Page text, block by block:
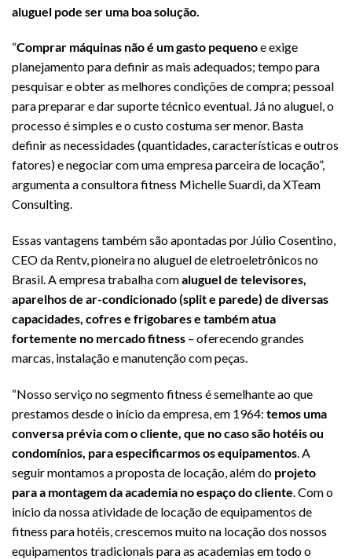
aluguel pode ser uma boa solução.
“Comprar máquinas não é um gasto pequenoe exige
planejamento para definir as mais adequados; tempo para
pesquisar e obter as melhores condições de compra; pessoal
para preparar e dar suporte técnico eventual. Já no aluguel, o
processo é simples e o custo costuma ser menor. Basta
definir as necessidades (quantidades, características e outros
fatores) e negociar com uma empresa parceira de locação”,
argumenta a consultora fitness Michelle Suardi, da XTeam
Consulting.
Essas vantagens também são apontadas por Júlio Cosentino,
CEO da Rentv, pioneira no aluguel de eletroeletrônicos no
Brasil. A empresa trabalha comaluguel de televisores,
aparelhos de ar-condicionado (split e parede) de diversas
capacidades, cofres e frigobares e também atua
fortemente no mercado fitness – oferecendo grandes
marcas, instalação e manutenção com peças.
“Nosso serviço no segmento fitness é semelhante ao que
prestamos desde o início da empresa, em 1964: temos uma
conversa prévia com o cliente, que no caso são hotéis ou
condomínios, para especificarmos os equipamentos. A
seguir montamos a proposta de locação, além do projeto
para a montagem da academia no espaço do cliente. Com o
início da nossa atividade de locação de equipamentos de
fitness para hotéis, crescemos muito na locação dos nossos
equipamentos tradicionais para as academias em todo o